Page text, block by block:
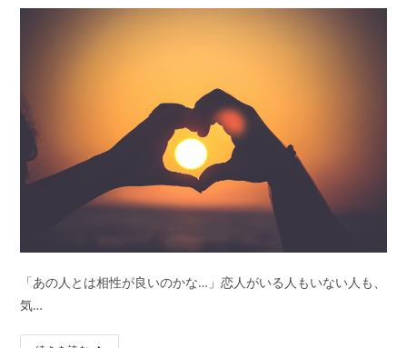
ー:
「あの人とは相性が良いのかな…」恋人がいる人もいない人も、
気…